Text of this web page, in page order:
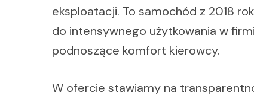
eksploatacji. To samochód z 2018
do intensywnego użytkowania w
podnoszące komfort kierowcy.
W ofercie stawiamy na